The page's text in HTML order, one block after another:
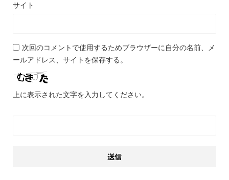
サイト
次回のコメントで使用するためブラウザーに自分の名前、メ
ールアドレス、サイトを保存する。
上に表示された文字を入力してください。